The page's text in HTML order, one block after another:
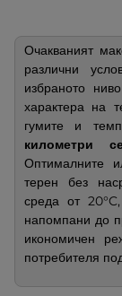
Очакваният
различни
избраното
характера на
гумите и
километри
Оптималните
терен без
среда от
напомпани до
икономичен
потребителя